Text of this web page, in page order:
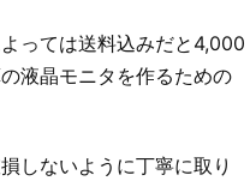
っては送料込みだと4,000
液晶モニタを作るための
しないように丁寧に取り